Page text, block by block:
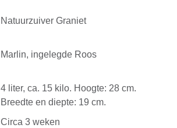
Natuurzuiver Graniet
Marlin, ingelegde Roos
4 liter, ca. 15 kilo. Hoogte: 28 cm.
Breedte en diepte: 19 cm.
Circa 3 weken